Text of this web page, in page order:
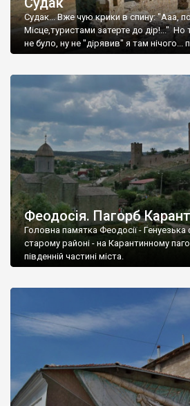
Судак... Вже чую крики в спину: "Ааа,
Місце,туристами затерте до дір!..."
не було, ну не "дірявив" я там нічого...
Феодосія. Пагорб
Головна памятка Феодосії -
старому районі - на Карантинному
південній частині міста.